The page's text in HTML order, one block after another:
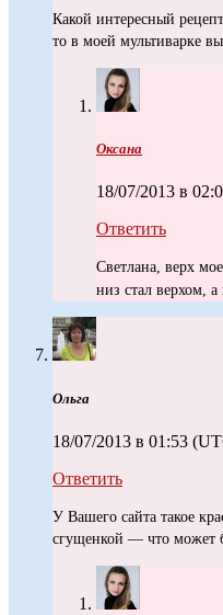
Какой интересный
то в моей мультиварке
Оксана
18/07/2013 в
Ответить
Светлана, верх
низ стал верхом,
Ольга
18/07/2013 в 01:53
Ответить
У Вашего сайта такое
сгущенкой — что может